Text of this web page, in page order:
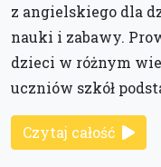
z angielskiego dla
nauki i zabawy.
dzieci w różnym
uczniów szkół
Czytaj całość